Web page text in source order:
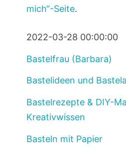
mich“-Seite.
2022-03-28 00:00:00
Bastelfrau (Barbara)
Bastelideen und
Bastelrezepte & DIY-
Kreativwissen
Basteln mit Papier